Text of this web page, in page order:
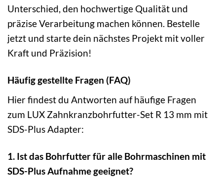
Unterschied, den hochwertige Qualität und
präzise Verarbeitung machen können. Bestelle
jetzt und starte dein nächstes Projekt mit voller
Kraft und Präzision!
Häufig gestellte Fragen (FAQ)
Hier findest du Antworten auf häufige Fragen
zum LUX Zahnkranzbohrfutter-Set R 13 mm mit
SDS-Plus Adapter:
1. Ist das Bohrfutter für alle Bohrmaschinen mit
SDS-Plus Aufnahme geeignet?